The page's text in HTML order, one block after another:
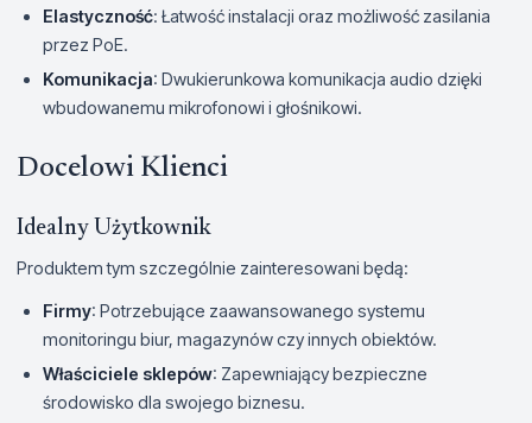
Elastyczność: Łatwość instalacji oraz możliwość zasilania
przez PoE.
Komunikacja: Dwukierunkowa komunikacja audio dzięki
wbudowanemu mikrofonowi i głośnikowi.
Docelowi Klienci
Idealny Użytkownik
Produktem tym szczególnie zainteresowani będą:
Firmy: Potrzebujące zaawansowanego systemu
monitoringu biur, magazynów czy innych obiektów.
Właściciele sklepów: Zapewniający bezpieczne
środowisko dla swojego biznesu.